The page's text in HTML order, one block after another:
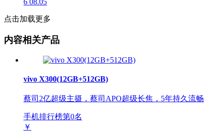
6 08.05
点击加载更多
内容相关产品
vivo X300(12GB+512GB)
蔡司2亿超级主摄，蔡司APO超级长焦，5年持久流畅
手机排行榜第0名
￥